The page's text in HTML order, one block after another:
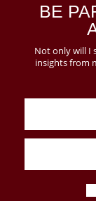
BE
Not only will I
insights from